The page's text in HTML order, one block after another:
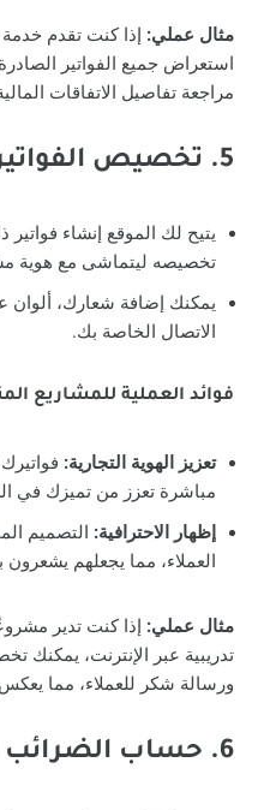
مثال عملي: إذا كنت تقدم
استعراض جميع الفواتير
مراجعة تفاصيل الاتفاقات
5. تخصيص الفواتير
يتيح لك الموقع إنشاء
تخصيصه ليتماشى مع هوية
يمكنك إضافة شعارك، ألوان
الاتصال الخاصة بك.
فوائد العملية للمشاريع
تعزيز الهوية التجارية:
مباشرة تعزز من تميزك في
إظهار الاحترافية: التصميم
العملاء، مما يجعلهم
مثال عملي: إذا كنت تدير
تدريبية عبر الإنترنت، يمكنك
ورسالة شكر للعملاء، مما يعكس
6. حساب الضرائب بدقة